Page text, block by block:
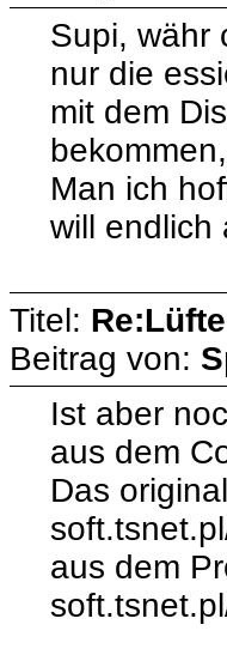
Supi, währ
nur die
mit dem
Man ich
will endlich
Titel:
Beitrag von:
Ist aber
aus dem
Das
aus dem